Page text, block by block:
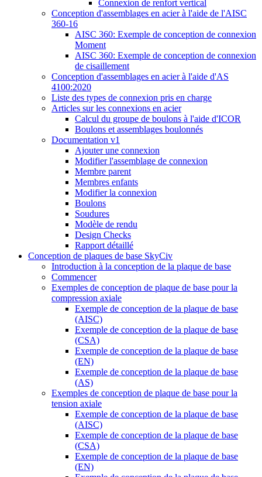
Connexion de renfort vertical
Conception d'assemblages en acier à l'aide de l'AISC
360-16
AISC 360: Exemple de conception de connexion
Moment
AISC 360: Exemple de conception de connexion
de cisaillement
Conception d'assemblages en acier à l'aide d'AS
4100:2020
Liste des types de connexion pris en charge
Articles sur les connexions en acier
Calcul du groupe de boulons à l'aide d'ICOR
Boulons et assemblages boulonnés
Documentation v1
Ajouter une connexion
Modifier l'assemblage de connexion
Membre parent
Membres enfants
Modifier la connexion
Boulons
Soudures
Modèle de rendu
Design Checks
Rapport détaillé
Conception de plaques de base SkyCiv
Introduction à la conception de la plaque de base
Commencer
Exemples de conception de plaque de base pour la
compression axiale
Exemple de conception de la plaque de base
(AISC)
Exemple de conception de la plaque de base
(CSA)
Exemple de conception de la plaque de base
(EN)
Exemple de conception de la plaque de base
(AS)
Exemples de conception de plaque de base pour la
tension axiale
Exemple de conception de la plaque de base
(AISC)
Exemple de conception de la plaque de base
(CSA)
Exemple de conception de la plaque de base
(EN)